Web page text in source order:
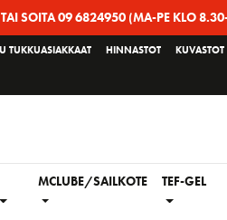
TAI SOITA 09 6824950 (MA-PE KLO
TUKKUASIAKKAAT HINNASTOT KUVASTOT
MCLUBE/SAILKOTE TEF-GEL